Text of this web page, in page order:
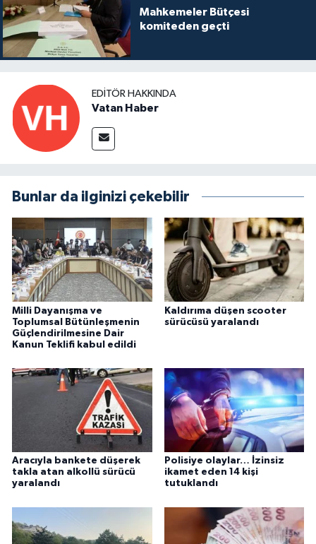
Mahkemeler Bütçesi
komiteden geçti
EDITÖR HAKKINDA
Vatan Haber
Bunlar da ilginizi çekebilir
Milli Dayanışma ve
Toplumsal Bütünleşmenin
Güçlendirilmesine Dair
Kanun Teklifi kabul edildi
Kaldırıma düşen scooter
sürücüsü yaralandı
Aracıyla bankete düşerek
takla atan alkollü sürücü
yaralandı
Polisiye olaylar… İzinsiz
ikamet eden 14 kişi
tutuklandı